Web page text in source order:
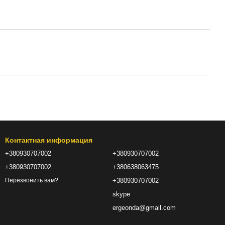
Контактная информация
+380930707002
+380930707002
Перезвонить вам?
+380930707002
+380638063475
+380930707002
skype
ergeonda@gmail.com